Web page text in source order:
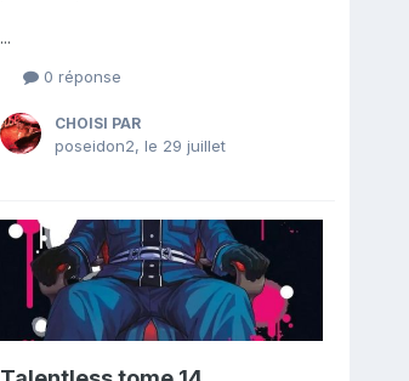
...
0 réponse
CHOISI PAR
poseidon2, le 29 juillet